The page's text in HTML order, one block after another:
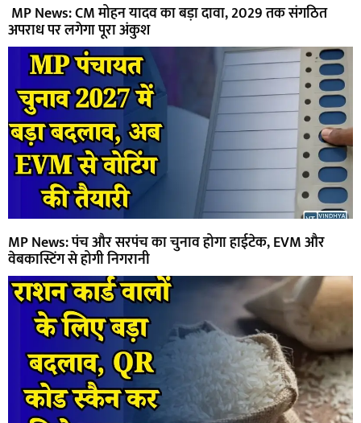
MP News: CM मोहन यादव का बड़ा दावा, 2029 तक संगठित
अपराध पर लगेगा पूरा अंकुश
MP News: पंच और सरपंच का चुनाव होगा हाईटेक, EVM और
वेबकास्टिंग से होगी निगरानी